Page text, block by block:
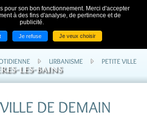
pour son bon fonctionnement. Merci d'accepter
à des fins d'analyse, de pertinence et de
publicité.
Je refuse Je veux choisir
ACCUEIL NOS LIENS CONTACT
URBANISME
PETITE VILLE
DE DEMAIN